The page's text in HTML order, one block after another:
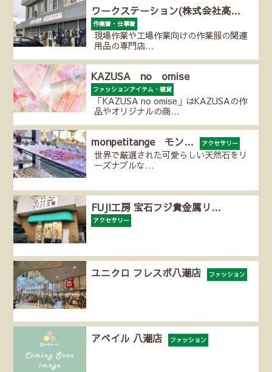
ワークステーション(株式会社高…
作業着・仕事着
現場作業や工場作業向けの作業服の関連
用品の専門店…
KAZUSA no omise
ファッションアイテム・雑貨
「KAZUSA no omise」はKAZUSAの作
品やオリジナルの商…
monpetitange モン… アクセサリー
世界で厳選された可愛らしい天然石をリ
ーズナブルな…
FUJI工房 宝石フジ貴金属リ…
アクセサリー
ユニクロ フレスポ八潮店 ファッション
アベイル 八潮店 ファッション